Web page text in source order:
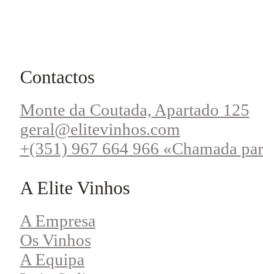
Contactos
Monte da Coutada, Apartado 125
geral@elitevinhos.com
+(351) 967 664 966 «Chamada
A Elite Vinhos
A Empresa
Os Vinhos
A Equipa